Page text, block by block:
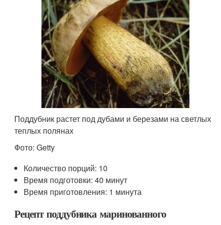
Поддубник растет под дубами и березами на светлых
теплых полянах
Фото: Getty
Количество порций: 10
Время подготовки: 40 минут
Время приготовления: 1 минута
Рецепт поддубника маринованного